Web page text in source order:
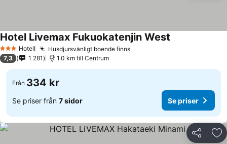
3 StjärnorHotell Husdjursvänligt boende finns
Hotel Livemax Fukuokatenjin West
7,3 1 281 1.0 km till Centrum
Från 334 kr
Se priser från 7 sidor Se priser
Dela